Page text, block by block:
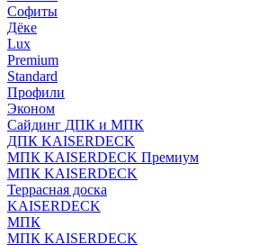
Софиты
Дёке
Lux
Premium
Standard
Профили
Эконом
Сайдинг ДПК и МПК
ДПК KAISERDECK
МПК KAISERDECK Премиум
МПК KAISERDECK
Террасная доска
KAISERDECK
МПК
МПК KAISERDECK